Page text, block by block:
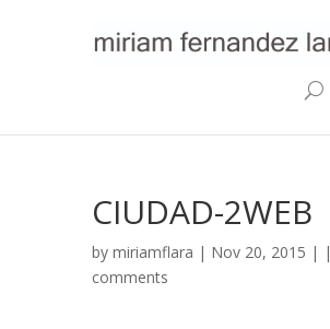
CIUDAD-2WEB
by miriamflara | Nov 20, 2015 | |
comments